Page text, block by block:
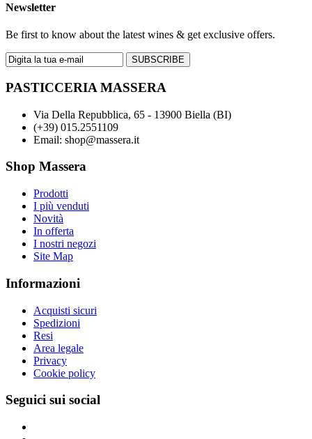
Newsletter
Be first to know about the latest wines & get exclusive offers.
SUBSCRIBE
PASTICCERIA MASSERA
Via Della Repubblica, 65 - 13900 Biella (BI)
(+39) 015.2551109
Email: shop@massera.it
Shop Massera
Prodotti
I più venduti
Novità
In offerta
I nostri negozi
Site Map
Informazioni
Acquisti sicuri
Spedizioni
Resi
Area legale
Privacy
Cookie policy
Seguici sui social